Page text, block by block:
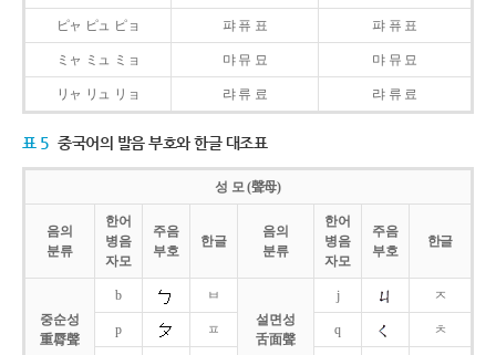
ピャ ピュ ピョ 퍄 퓨 표 퍄 퓨 표
ミャ ミュ ミョ 먀 뮤 묘 먀 뮤 묘
リャ リュ リョ 랴 류 료 랴 류 료
표 5 중국어의 발음 부호와 한글 대조표
성 모 (聲母)
음의
분류
한어
병음
자모
주음
부호
한글
음의
분류
한어
병음
자모
주음
부호
한글
중순성
重脣聲
b
ㅂ
설면성
舌面聲
j ㅈ
p ㅍ q ㅊ